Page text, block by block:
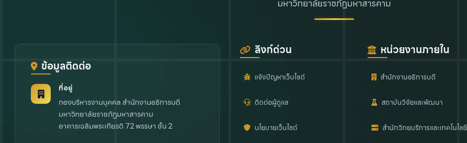
มหาวิทยาลัยราชภัฏมหาสารคาม
ข้อมูลติดต่อ
ที่อยู่
กองบริหารงานบุคคล สำนักงานอธิการบดี
มหาวิทยาลัยราชภัฏมหาสารคาม
อาคารเฉลิมพระเกียรติ 72 พรรษา ชั้น 2
ลิงก์ด่วน
แจ้งปัญหาเว็บไซต์
ติดต่อผู้ดูแล
นโยบายเว็บไซต์
หน่วยงานภายใน
สำนักงานอธิการบดี
สถาบันวิจัยและพัฒนา
สำนักวิทยบริการและเทคโนโลยี